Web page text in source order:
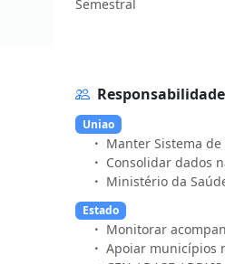
Semestral
Uniao
Manter Sistema
Consolidar dados
Ministério da
Estado
Monitorar
Apoiar municípios